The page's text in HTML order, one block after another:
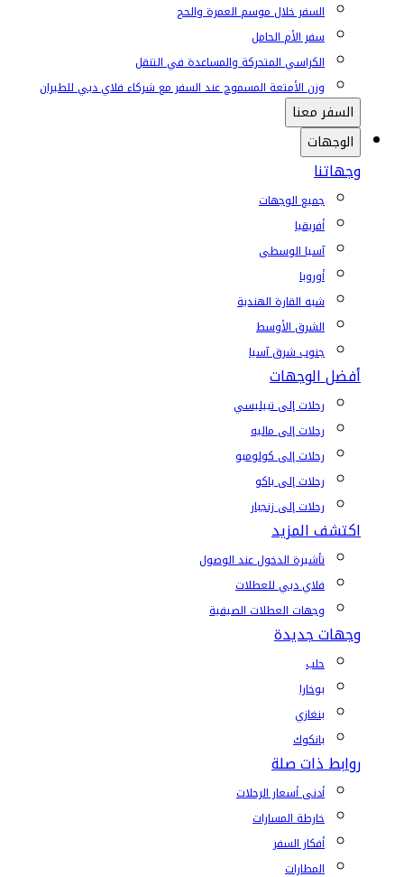
السفر خلال موسم العمرة والحج
سفر الأم الحامل
الكراسي المتحركة والمساعدة في التنقل
وزن الأمتعة المسموح عند السفر مع شركاء فلاي دبي للطيران
السفر معنا
الوجهات
وجهاتنا
جميع الوجهات
أفريقيا
آسيا الوسطى
أوروبا
شبه القارة الهندية
الشرق الأوسط
جنوب شرق آسيا
أفضل الوجهات
رحلات إلى تبيليسي
رحلات إلى ماليه
رحلات إلى كولومبو
رحلات إلى باكو
رحلات إلى زنجبار
اكتشف المزيد
تأشيرة الدخول عند الوصول
فلاي دبي للعطلات
وجهات العطلات الصيفية
وجهات جديدة
حلب
بوخارا
بنغازي
بانكوك
روابط ذات صلة
أدنى أسعار الرحلات
خارطة المسارات
أفكار السفر
المطارات